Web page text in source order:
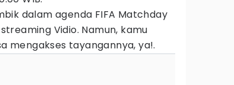
dalam agenda FIFA Matchday
Vidio. Namun, kamu
mengakses tayangannya, ya!.